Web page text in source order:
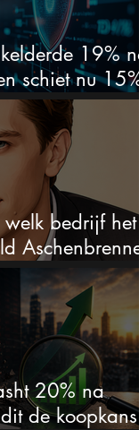
19% na
schiet nu 15%
bedrijf het
Aschenbrenner
miljoen op
20% na
de koopkans